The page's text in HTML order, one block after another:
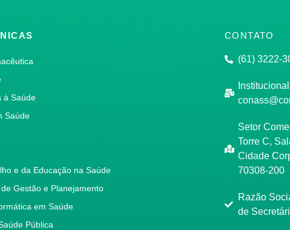
à Saúde
Saúde
e da Educação na Saúde
Gestão e Planejamento
em Saúde
Pública
CONTATO
(61) 3222-
Setor
Torre C,
Cidade
70308-200
Razão
de